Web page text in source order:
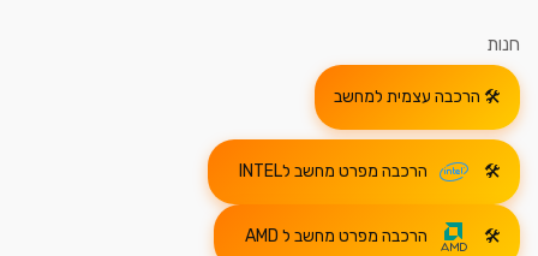
חנות
הרכבה עצמית למחשב
הרכבה מפרט מחשב לINTEL
הרכבה מפרט מחשב ל AMD